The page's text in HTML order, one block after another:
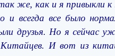
же, как и я привыкли
и всегда все было
друзья. Но я сейчас
Китайцев. И вот из